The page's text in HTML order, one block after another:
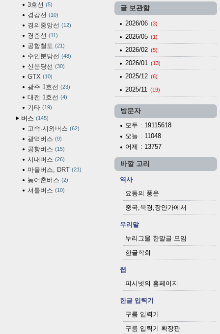
3호선 5
경강선 10
경의중앙선 12
경춘선 11
공항철도 21
수인분당선 48
신분당선 30
GTX 10
광주 1호선 23
대전 1호선 4
기타 19
버스 145
고속·시외버스 62
광역버스 9
공항버스 15
시내버스 26
마을버스, DRT 21
농어촌버스 2
셔틀버스 10
글 보관함
2026/06 (3)
2026/05 (1)
2026/02 (5)
2026/01 (13)
2025/12 (6)
2025/11 (19)
방문자
모두 : 19115618
오늘 : 11048
어제 : 13757
바깥 고리
역사
요동의 풍운
중국,북경,장안가에서
우리말
누리그물 한말글 모임
한글학회
웹
피시넷의 홈페이지
한글 입력기
구름 입력기
구름 입력기 확장판